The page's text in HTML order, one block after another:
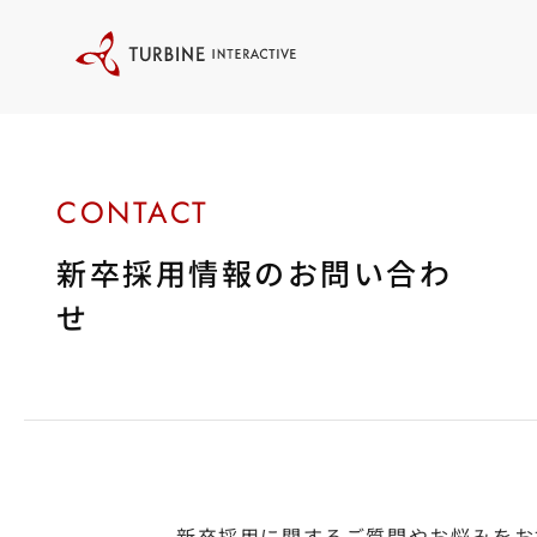
新卒採用情報のお問い合わ
せ